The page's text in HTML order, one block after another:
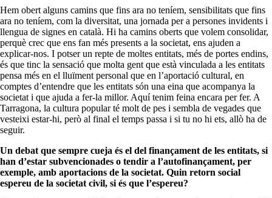
Hem obert alguns camins que fins ara no teníem, sensibilitats que fins
ara no teníem, com la diversitat, una jornada per a persones invidents i
llengua de signes en català. Hi ha camins oberts que volem consolidar,
perquè crec que ens fan més presents a la societat, ens ajuden a
explicar-nos. I potser un repte de moltes entitats, més de portes endins,
és que tinc la sensació que molta gent que està vinculada a les entitats
pensa més en el lluïment personal que en l’aportació cultural, en
comptes d’entendre que les entitats són una eina que acompanya la
societat i que ajuda a fer-la millor. Aquí tenim feina encara per fer. A
Tarragona, la cultura popular té molt de pes i sembla de vegades que
vesteixi estar-hi, però al final el temps passa i si tu no hi ets, allò ha de
seguir.
Un debat que sempre cueja és el del finançament de les entitats, si
han d’estar subvencionades o tendir a l’autofinançament, per
exemple, amb aportacions de la societat. Quin retorn social
espereu de la societat civil, si és que l’espereu?